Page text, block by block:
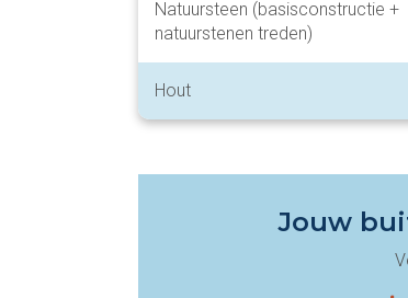
Natuursteen (basisconstructie +
natuurstenen treden)
Hout
Jouw